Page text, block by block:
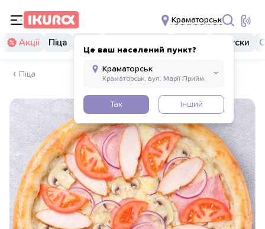
Краматорськ
Це ваш населений пункт?
Так Інший
Акції Піца Закуски
Піца